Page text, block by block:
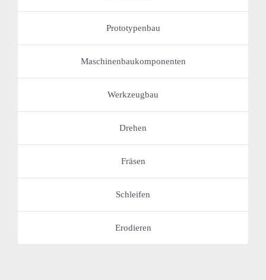
Prototypenbau
Maschinenbaukomponenten
Werkzeugbau
Drehen
Fräsen
Schleifen
Erodieren